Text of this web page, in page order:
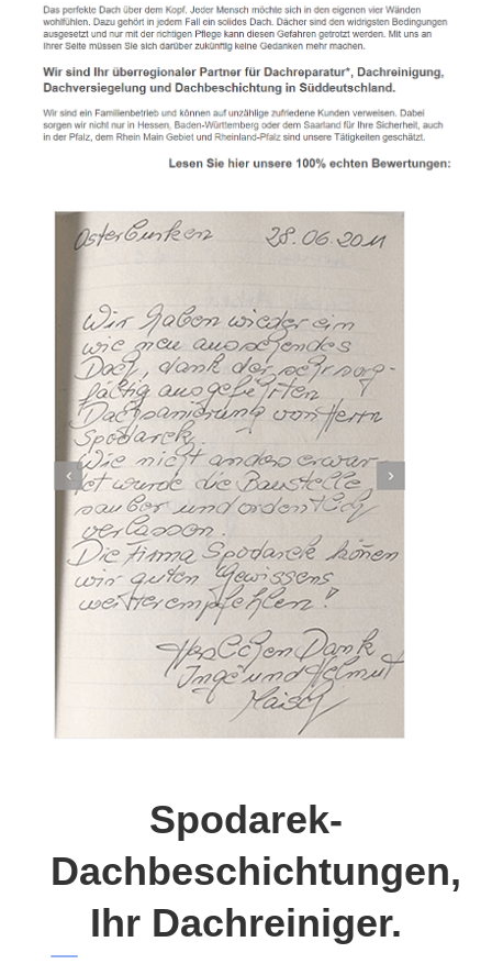
Spodarek-
Dachbeschichtungen,
Ihr Dachreiniger.